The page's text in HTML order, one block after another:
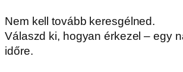
Nem kell tovább keresgélned.
Válaszd ki, hogyan érkezel – egy
időre.